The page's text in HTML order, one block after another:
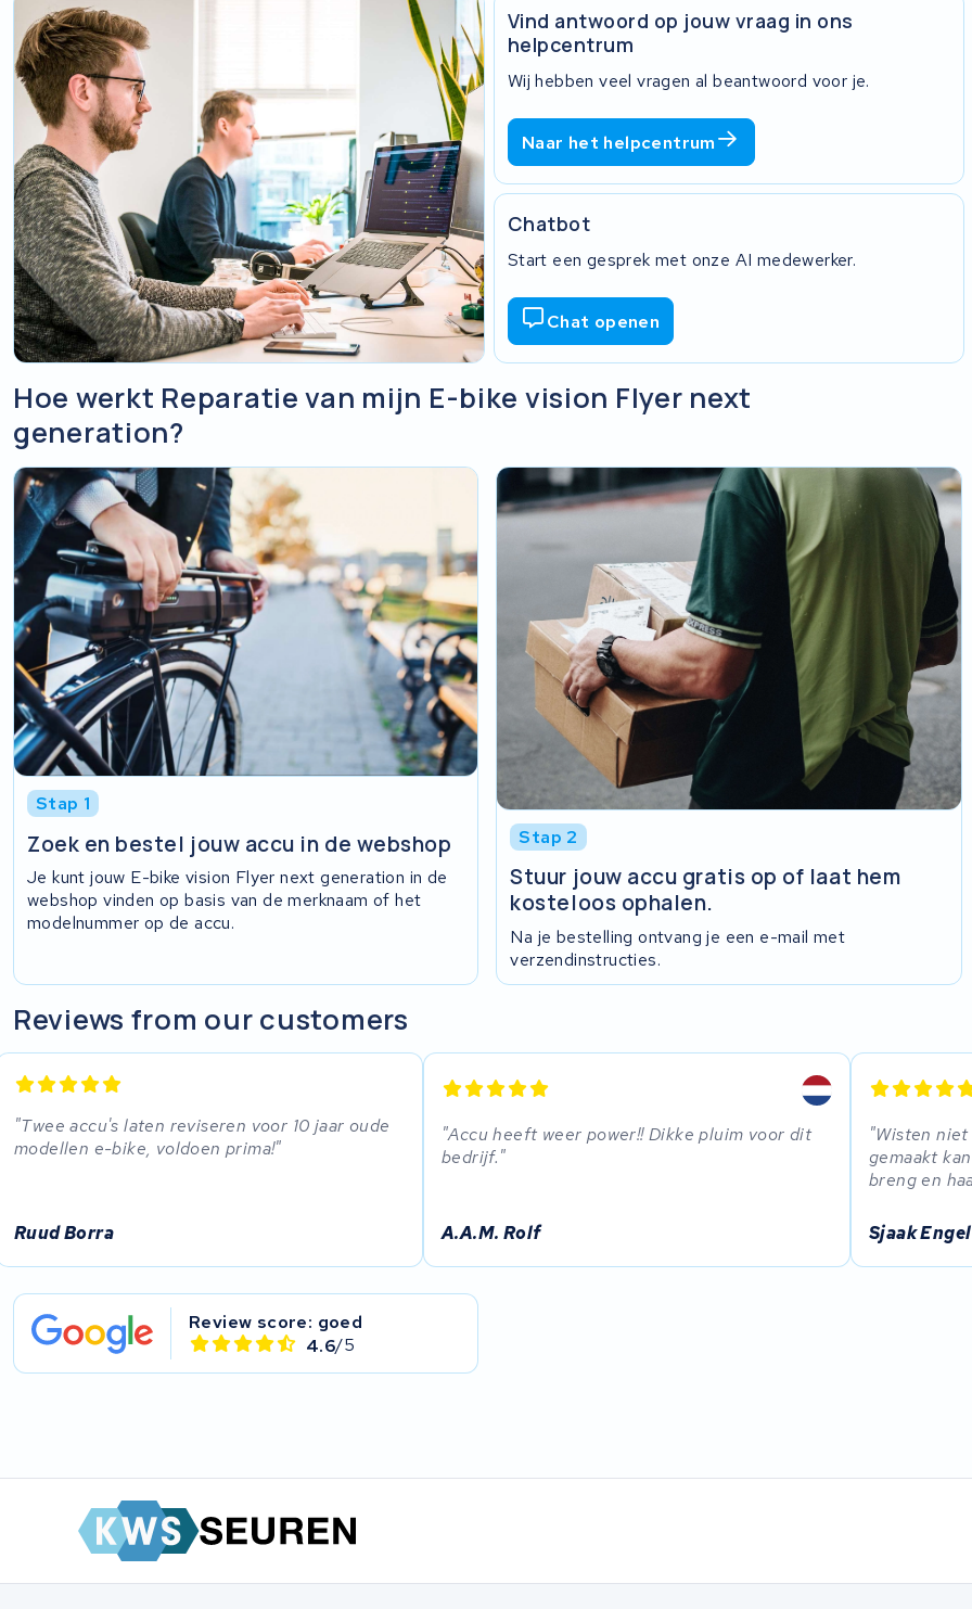
Vind antwoord op jouw vraag in ons
helpcentrum
Wij hebben veel vragen al beantwoord voor je.
Naar het helpcentrum
Chatbot
Start een gesprek met onze AI medewerker.
Chat openen
Hoe werkt Reparatie van mijn E-bike vision Flyer next
generation?
Stap 1
Zoek en bestel jouw accu in de webshop
Je kunt jouw E-bike vision Flyer next generation in de
webshop vinden op basis van de merknaam of het
modelnummer op de accu.
Stap 2
Stuur jouw accu gratis op of laat hem
kosteloos ophalen.
Na je bestelling ontvang je een e-mail met
verzendinstructies.
Reviews from our customers
Twee accu's laten reviseren voor 10 jaar oude
modellen e-bike, voldoen prima!
Ruud Borra
Accu heeft weer power!! Dikke pluim voor dit
bedrijf.
A.A.M. Rolf
Wisten
gemaakt
breng en
Sjaak Engel
Review score: goed
4.6/5